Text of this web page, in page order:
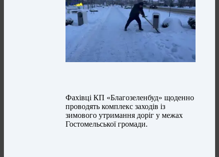
Фахівці КП «Благозеленбуд» щоденно
проводять комплекс заходів із
зимового утримання доріг у межах
Гостомельської громади.